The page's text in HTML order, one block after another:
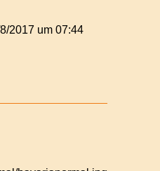
2017 um 07:44